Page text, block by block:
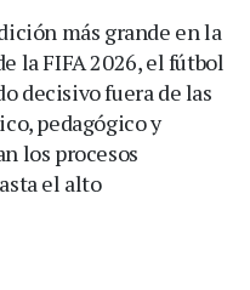
más grande en la
la FIFA 2026, el fútbol
decisivo fuera de las
pedagógico y
los procesos
el alto